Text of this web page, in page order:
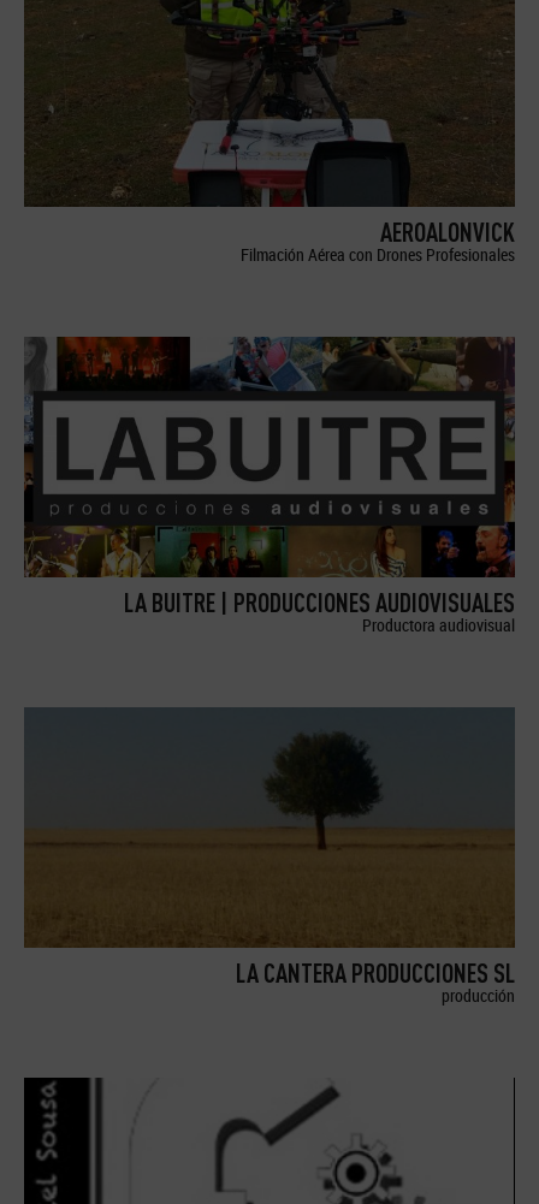
AEROALONVICK
Filmación Aérea con Drones Profesionales
LA BUITRE | PRODUCCIONES AUDIOVISUALES
Productora audiovisual
LA CANTERA PRODUCCIONES SL
producción